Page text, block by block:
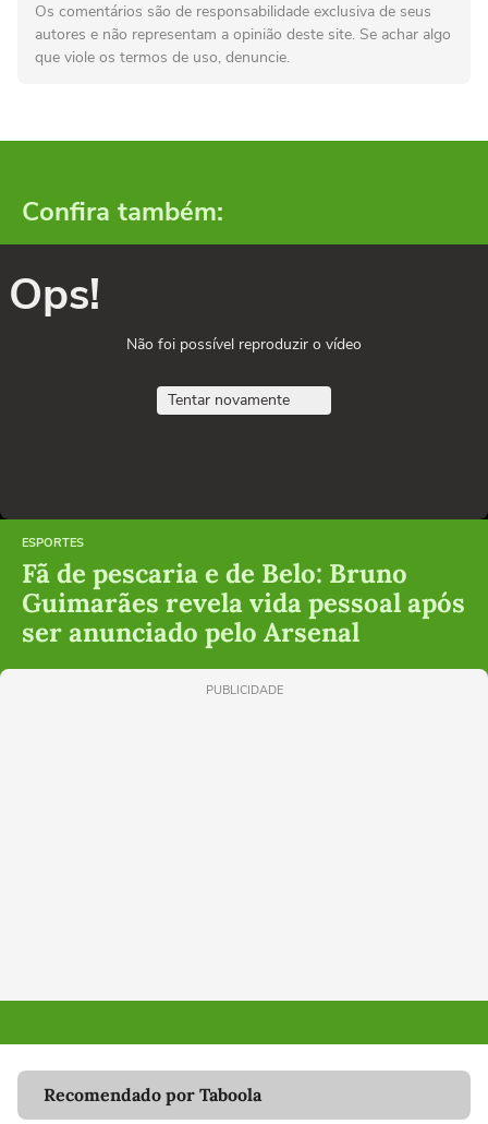
Os comentários são de responsabilidade exclusiva de seus
autores e não representam a opinião deste site. Se achar algo
que viole os termos de uso, denuncie.
Confira também:
Ops!
Não foi possível reproduzir o vídeo
Tentar novamente
ESPORTES
Fã de pescaria e de Belo: Bruno
Guimarães revela vida pessoal após
ser anunciado pelo Arsenal
PUBLICIDADE
Recomendado por Taboola